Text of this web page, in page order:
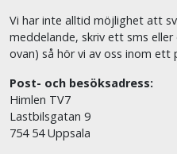
Vi har inte alltid möjlighet att
meddelande, skriv ett sms
ovan) så hör vi av oss inom ett
Post- och besöksadress:
Himlen TV7
Lastbilsgatan 9
754 54 Uppsala